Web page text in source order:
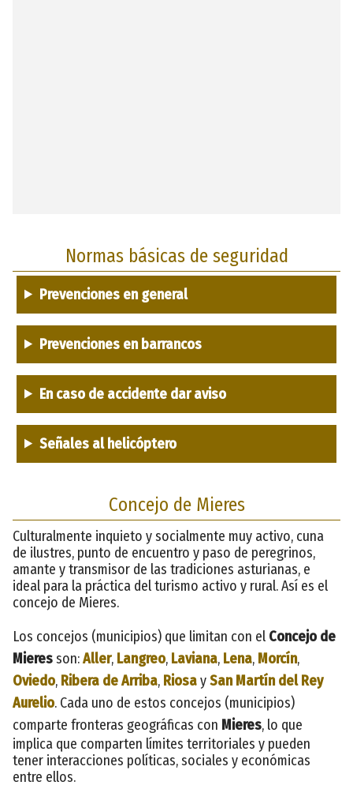
Normas básicas de seguridad
Prevenciones en general
Prevenciones en barrancos
En caso de accidente dar aviso
Señales al helicóptero
Concejo de Mieres
Culturalmente inquieto y socialmente muy activo, cuna
de ilustres, punto de encuentro y paso de peregrinos,
amante y transmisor de las tradiciones asturianas, e
ideal para la práctica del turismo activo y rural. Así es el
concejo de Mieres.
Los concejos (municipios) que limitan con el Concejo de
Mieresson:Aller, Langreo, Laviana, Lena, Morcín,
Oviedo, Ribera de Arriba, RiosaySan Martín del Rey
Aurelio. Cada uno de estos concejos (municipios)
comparte fronteras geográficas con Mieres, lo que
implica que comparten límites territoriales y pueden
tener interacciones políticas, sociales y económicas
entre ellos.